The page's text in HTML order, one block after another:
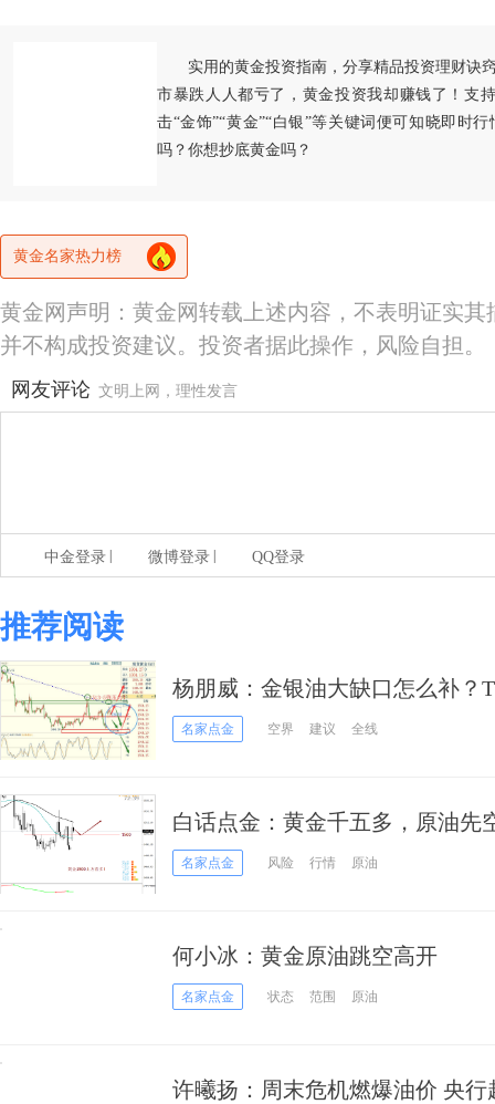
实用的黄金投资指南，分享精品投资理财诀
市暴跌人人都亏了，黄金投资我却赚钱了！支
击“金饰”“黄金”“白银”等关键词便可知晓即时
吗？你想抄底黄金吗？
黄金名家热力榜
黄金网声明：黄金网转载上述内容，不表明证实
并不构成投资建议。投资者据此操作，风险自担。
网友评论 文明上网，理性发言
中金登录 微博登录 QQ登录
推荐阅读
杨朋威：金银油大缺口怎么补？
名家点金 空界 建议 全线
白话点金：黄金千五多，原油先
名家点金 风险 行情 原油
何小冰：黄金原油跳空高开
名家点金 状态 范围 原油
许曦扬：周末危机燃爆油价 央行